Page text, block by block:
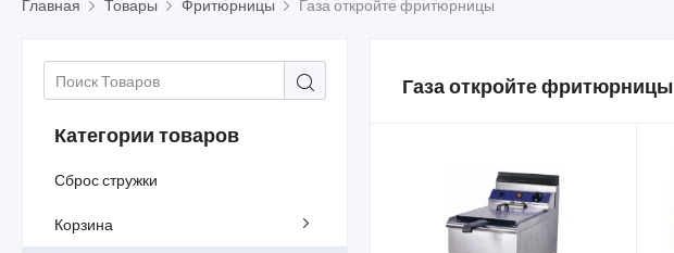
Главная Товары Фритюрницы Газа откройте фритюрницы
Категории товаров
Сброс стружки
Корзина
Газа откройте фритюрницы